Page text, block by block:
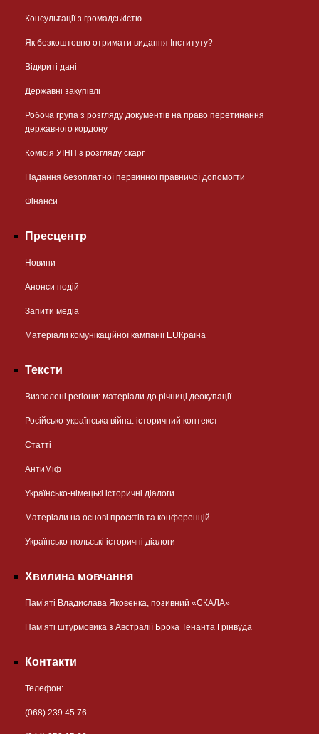
Консультації з громадськістю
Як безкоштовно отримати видання Інституту?
Відкриті дані
Державні закупівлі
Робоча група з розгляду документів на право перетинання
державного кордону
Комісія УІНП з розгляду скарг
Надання безоплатної первинної правничої допомогти
Фінанси
Пресцентр
Новини
Анонси подій
Запити медіа
Матеріали комунікаційної кампанії EUКраїна
Тексти
Визволені регіони: матеріали до річниці деокупації
Російсько-українська війна: історичний контекст
Статті
АнтиМіф
Українсько-німецькі історичні діалоги
Матеріали на основі проєктів та конференцій
Українсько-польські історичні діалоги
Хвилина мовчання
Пам’яті Владислава Яковенка, позивний «СКАЛА»
Пам’яті штурмовика з Австралії Брока Тенанта Грінвуда
Контакти
Телефон:
(068) 239 45 76